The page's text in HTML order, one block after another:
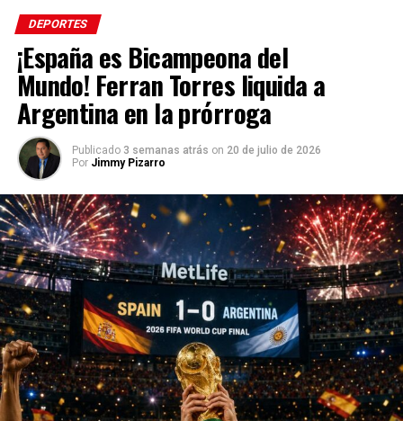
DEPORTES
¡España es Bicampeona del
Mundo! Ferran Torres liquida a
Argentina en la prórroga
Publicado 3 semanas atrás on 20 de julio de 2026
Por Jimmy Pizarro